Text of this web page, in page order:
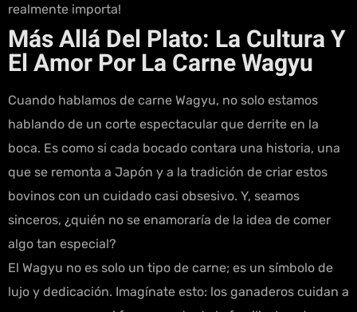
realmente importa!
Más Allá Del Plato: La Cultura Y
El Amor Por La Carne Wagyu
Cuando hablamos de carne Wagyu, no solo estamos
hablando de un corte espectacular que derrite en la
boca. Es como si cada bocado contara una historia, una
que se remonta a Japón y a la tradición de criar estos
bovinos con un cuidado casi obsesivo. Y, seamos
sinceros, ¿quién no se enamoraría de la idea de comer
algo tan especial?
El Wagyu no es solo un tipo de carne; es un símbolo de
lujo y dedicación. Imagínate esto: los ganaderos cuidan a